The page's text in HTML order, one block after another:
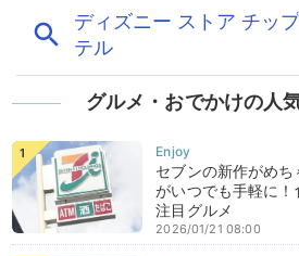
グルメ・おでかけの人
セブンの新作がめ
がいつでも手軽に
注目グルメ
2026/01/21 08:00